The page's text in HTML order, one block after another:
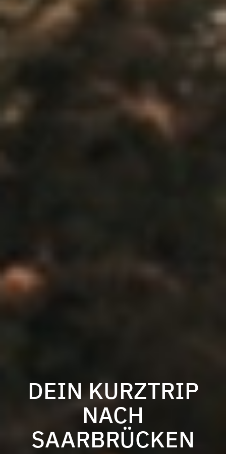
DEIN KURZTRIP
NACH
SAARBRÜCKEN